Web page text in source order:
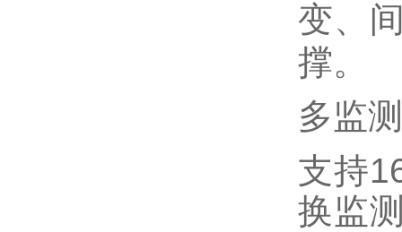
变、
撑。
多监
支持
换监